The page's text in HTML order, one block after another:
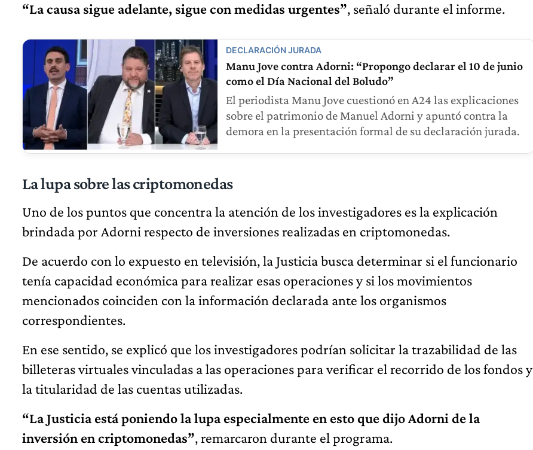
“La causa sigue adelante, sigue con medidas urgentes”, señaló durante el informe.
DECLARACIÓN JURADA
Manu Jove contra Adorni: “Propongo declarar el 10 de junio
como el Día Nacional del Boludo”
El periodista Manu Jove cuestionó en A24 las explicaciones
sobre el patrimonio de Manuel Adorni y apuntó contra la
demora en la presentación formal de su declaración jurada.
La lupa sobre las criptomonedas
Uno de los puntos que concentra la atención de los investigadores es la explicación
brindada por Adorni respecto de inversiones realizadas en criptomonedas.
De acuerdo con lo expuesto en televisión, la Justicia busca determinar si el funcionario
tenía capacidad económica para realizar esas operaciones y si los movimientos
mencionados coinciden con la información declarada ante los organismos
correspondientes.
En ese sentido, se explicó que los investigadores podrían solicitar la trazabilidad de las
billeteras virtuales vinculadas a las operaciones para verificar el recorrido de los fondos y
la titularidad de las cuentas utilizadas.
“La Justicia está poniendo la lupa especialmente en esto que dijo Adorni de la
inversión en criptomonedas”, remarcaron durante el programa.